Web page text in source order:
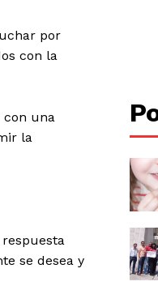
por
con la
con una
la
se desea y